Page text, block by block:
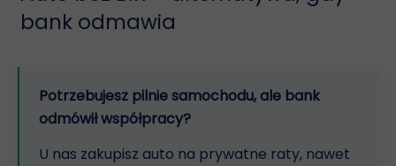
bank odmawia
Potrzebujesz pilnie samochodu, ale bank
odmówił współpracy?
U nas zakupisz auto na prywatne raty, nawet